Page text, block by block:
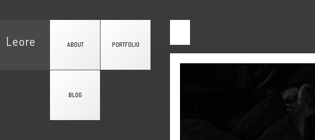
Leore ABOUT PORTFOLIO
BLOG